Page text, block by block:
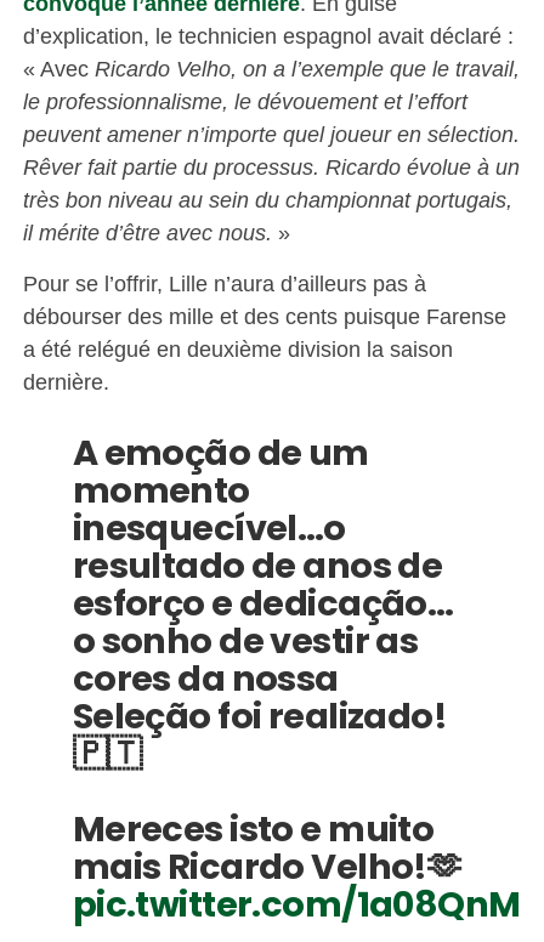
d’explication, le technicien espagnol avait déclaré :
« Avec Ricardo Velho, on a l’exemple que le travail,
le professionnalisme, le dévouement et l’effort
peuvent amener n’importe quel joueur en sélection.
Rêver fait partie du processus. Ricardo évolue à un
très bon niveau au sein du championnat portugais,
il mérite d’être avec nous. »
Pour se l’offrir, Lille n’aura d’ailleurs pas à
débourser des mille et des cents puisque Farense
a été relégué en deuxième division la saison
dernière.
A emoção de um
momento
inesquecível…o
resultado de anos de
esforço e dedicação…
o sonho de vestir as
cores da nossa
Seleção foi realizado!
🇵🇹
Mereces isto e muito
mais Ricardo Velho!🫶
pic.twitter.com/